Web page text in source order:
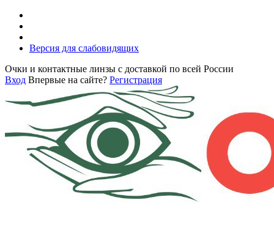
Версия для слабовидящих
Очки и контактные линзы с доставкой по всей России
Вход Впервые на сайте? Регистрация